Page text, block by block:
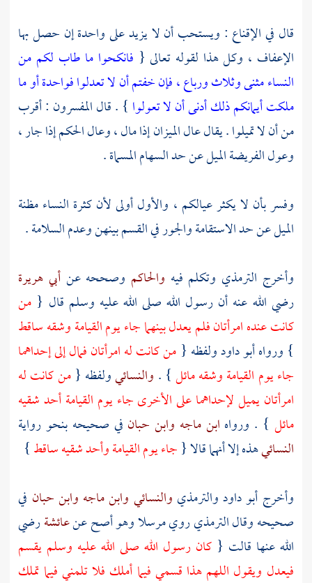
قال في الإقناع : ويستحب أن لا يزيد على واحدة إن حصل بها
الإعفاف ، وكل هذا لقوله تعالى { فانكحوا ما طاب لكم من
النساء مثنى وثلاث ورباع ، فإن خفتم أن لا تعدلوا فواحدة أو ما
ملكت أيمانكم ذلك أدنى أن لا تعولوا } . قال المفسرون : أقرب
من أن لا تميلوا . يقال عال الميزان إذا مال ، وعال الحكم إذا جار ،
وعول الفريضة الميل عن حد السهام المسماة .
وفسر بأن لا يكثر عيالكم ، والأول أولى لأن كثرة النساء مظنة
الميل عن حد الاستقامة والجور في القسم بينهن وعدم السلامة .
وأخرج الترمذي وتكلم فيه والحاكم وصححه عنأبي هريرة
رضي الله عنه أن رسول الله صلى الله عليه وسلم قال { من
كانت عنده امرأتان فلم يعدل بينهما جاء يوم القيامة وشقه ساقط
} ورواهأبو داودولفظه { من كانت له امرأتان فمال إلى إحداهما
جاء يوم القيامة وشقه مائل} . والنسائيولفظه {من كانت له
امرأتان يميل لإحداهما على الأخرى جاء يوم القيامة أحد شقيه
مائل } . ورواه ابن ماجه وابن حبان في صحيحه بنحو رواية
النسائيهذه إلا أنهما قالا {جاء يوم القيامة وأحد شقيه ساقط}
وأخرج أبو داودوالترمذي والنسائي وابن ماجه وابن حبان في
صحيحه وقالالترمذيروي مرسلا وهو أصح عنعائشةرضي
الله عنها قالت {كان رسول الله صلى الله عليه وسلم يقسم
فيعدل ويقول اللهم هذا قسمي فيما أملك فلا تلمني فيما تملك